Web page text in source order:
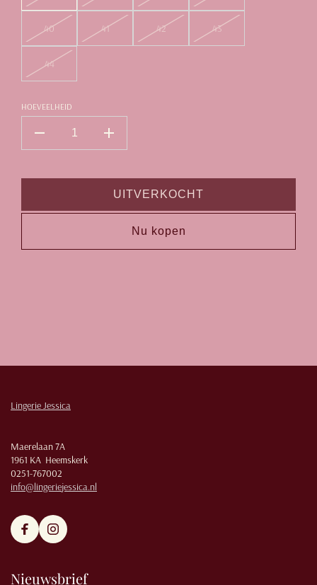
40 41 42 43
44
HOEVEELHEID
UITVERKOCHT
Nu kopen
Lingerie Jessica
Maerelaan 7A
1961 KA Heemskerk
0251-767002
info@lingeriejessica.nl
Nieuwsbrief